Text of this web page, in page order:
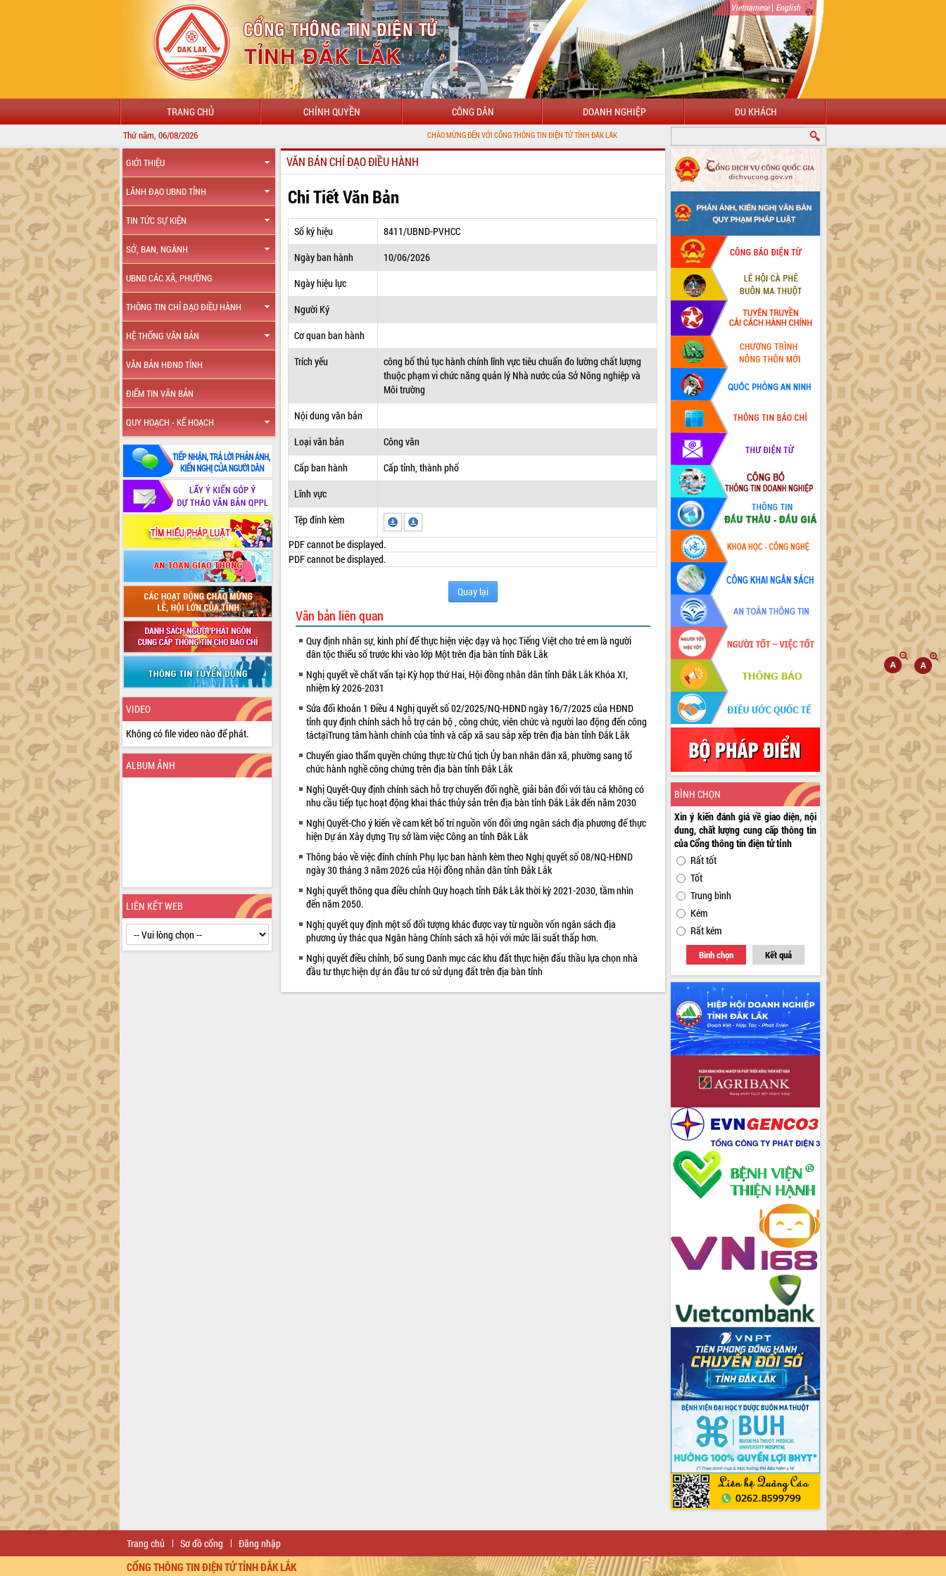
Vietnamese| English
TRANG CHỦ CHÍNH QUYỀN CÔNG DÂN DOANH NGHIỆP DU KHÁCH
Thứ năm, 06/08/2026 CHÀO MỪNG ĐẾN VỚI CỔNG THÔNG TIN ĐIỆN TỬ TỈNH ĐẮK LẮK
GIỚI THIỆU
LÃNH ĐẠO UBND TỈNH
TIN TỨC SỰ KIỆN
SỞ, BAN, NGÀNH
UBND CÁC XÃ, PHƯỜNG
THÔNG TIN CHỈ ĐẠO ĐIỀU HÀNH
HỆ THỐNG VĂN BẢN
VĂN BẢN HĐND TỈNH
ĐIỂM TIN VĂN BẢN
QUY HOẠCH - KẾ HOẠCH
VIDEO
Không có file video nào để phát.
ALBUM ẢNH
LIÊN KẾT WEB
VĂN BẢN CHỈ ĐẠO ĐIỀU HÀNH
Chi Tiết Văn Bản
Số ký hiệu
8411/UBND-PVHCC
Ngày ban hành
10/06/2026
Ngày hiệu lực
Người Ký
Cơ quan ban hành
Trích yếu
công bố thủ tục hành chính lĩnh vực tiêu chuẩn đo lường chất lượng
thuộc phạm vi chức năng quản lý Nhà nước của Sở Nông nghiệp và
Môi trường
Nội dung văn bản
Loại văn bản
Công văn
Cấp ban hành
Cấp tỉnh, thành phố
Lĩnh vực
Tệp đính kèm
PDF cannot be displayed.
PDF cannot be displayed.
Quay lại
Văn bản liên quan
Quy định nhân sự, kinh phí để thực hiện việc dạy và học Tiếng Việt cho trẻ em là người
dân tộc thiểu số trước khi vào lớp Một trên địa bàn tỉnh Đắk Lắk
Nghị quyết về chất vấn tại Kỳ họp thứ Hai, Hội đồng nhân dân tỉnh Đắk Lắk Khóa XI,
nhiệm kỳ 2026-2031
Sửa đổi khoản 1 Điều 4 Nghị quyết số 02/2025/NQ-HĐND ngày 16/7/2025 của HĐND
tỉnh quy định chính sách hỗ trợ cán bộ , công chức, viên chức và người lao động đến công
táctạiTrung tâm hành chính của tỉnh và cấp xã sau sắp xếp trên địa bàn tỉnh Đắk Lắk
Chuyển giao thẩm quyền chứng thực từ Chủ tịch Ủy ban nhân dân xã, phường sang tổ
chức hành nghề công chứng trên địa bàn tỉnh Đắk Lắk
Nghị Quyết-Quy định chính sách hỗ trợ chuyển đổi nghề, giải bản đối với tàu cá không có
nhu cầu tiếp tục hoạt động khai thác thủy sản trên địa bàn tỉnh Đắk Lắk đến năm 2030
Nghị Quyết-Cho ý kiến về cam kết bố trí nguồn vốn đối ứng ngân sách địa phương để thực
hiện Dự án Xây dựng Trụ sở làm việc Công an tỉnh Đắk Lắk
Thông báo về việc đính chính Phụ lục ban hành kèm theo Nghị quyết số 08/NQ-HĐND
ngày 30 tháng 3 năm 2026 của Hội đồng nhân dân tỉnh Đắk Lắk
Nghị quyết thông qua điều chỉnh Quy hoạch tỉnh Đắk Lắk thời kỳ 2021-2030, tầm nhìn
đến năm 2050.
Nghị quyết quy định một số đối tượng khác được vay từ nguồn vốn ngân sách địa
phương ủy thác qua Ngân hàng Chính sách xã hội với mức lãi suất thấp hơn.
Nghị quyết điều chỉnh, bổ sung Danh mục các khu đất thực hiện đấu thầu lựa chọn nhà
đầu tư thực hiện dự án đầu tư có sử dụng đất trên địa bàn tỉnh
BÌNH CHỌN
Xin ý kiến đánh giá về giao diện, nội
dung, chất lượng cung cấp thông tin
của Cổng thông tin điện tử tỉnh
Rất tốt
Tốt
Trung bình
Kém
Rất kém
Bình chọn Kết quả
Trang chủ Sơ đồ cổng Đăng nhập
CỔNG THÔNG TIN ĐIỆN TỬ TỈNH ĐẮK LẮK